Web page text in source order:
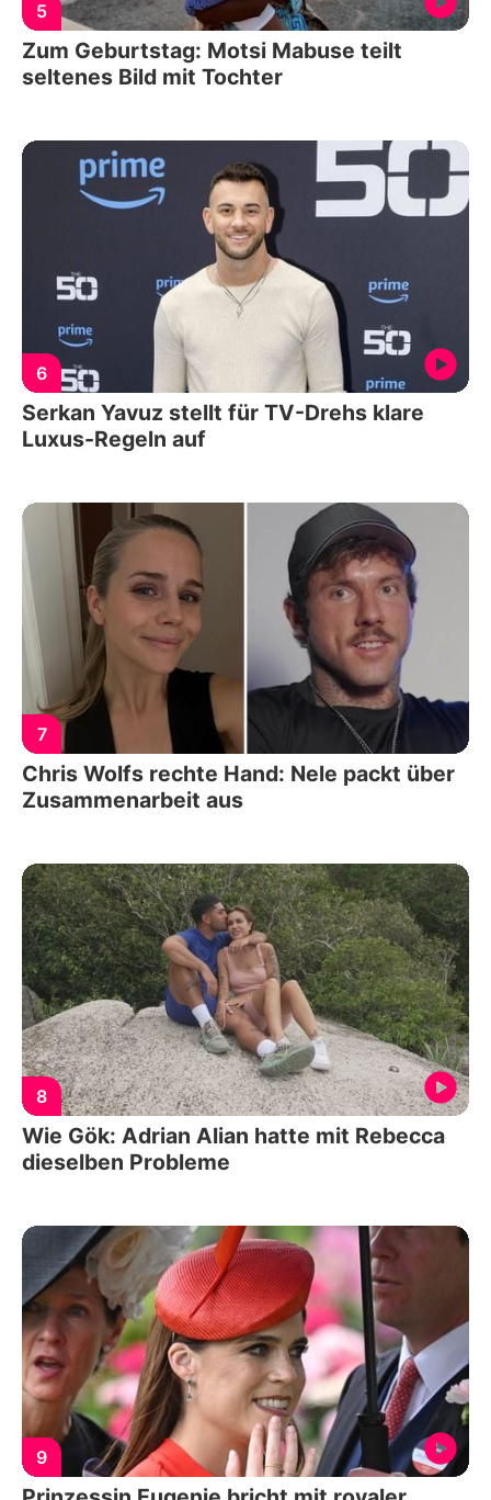
5
Zum Geburtstag: Motsi Mabuse teilt
seltenes Bild mit Tochter
6
Serkan Yavuz stellt für TV-Drehs klare
Luxus-Regeln auf
7
Chris Wolfs rechte Hand: Nele packt über
Zusammenarbeit aus
8
Wie Gök: Adrian Alian hatte mit Rebecca
dieselben Probleme
9